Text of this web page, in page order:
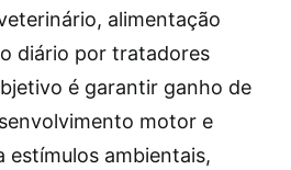
alimentação
diário por tratadores
é garantir ganho de
motor e
estímulos ambientais,